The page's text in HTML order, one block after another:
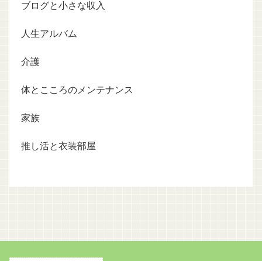
ブログと小さな収入
人生アルバム
介護
体とこころのメンテナンス
家族
推し活と衣装部屋